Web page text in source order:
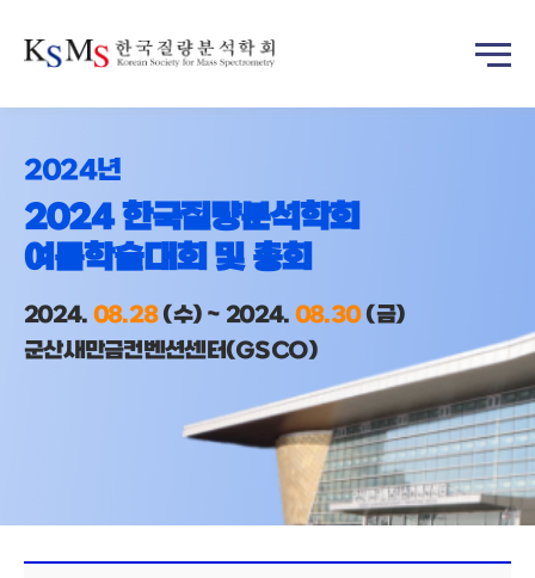
2024년
2024 한국질량분석학회
여름학술대회 및 총회
2024. 08.28(수) ~ 2024. 08.30(금)
군산새만금컨벤션센터(GSCO)